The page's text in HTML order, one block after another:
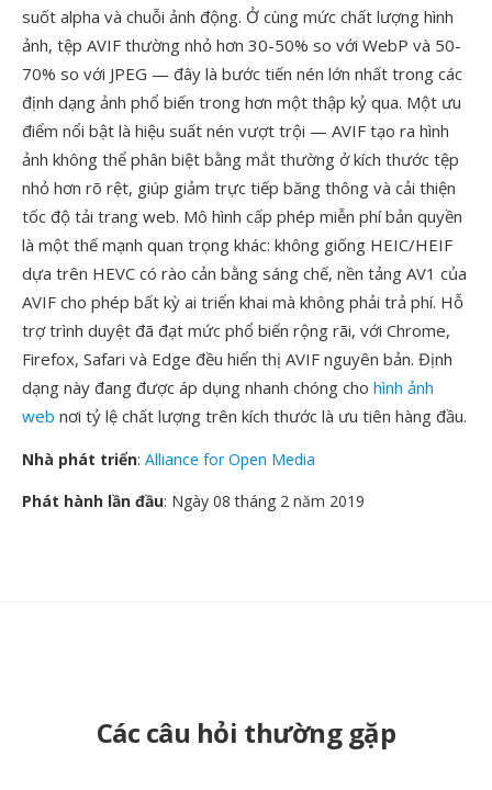
suốt alpha và chuỗi ảnh động. Ở cùng mức chất lượng hình
ảnh, tệp AVIF thường nhỏ hơn 30-50% so với WebP và 50-
70% so với JPEG — đây là bước tiến nén lớn nhất trong các
định dạng ảnh phổ biến trong hơn một thập kỷ qua. Một ưu
điểm nổi bật là hiệu suất nén vượt trội — AVIF tạo ra hình
ảnh không thể phân biệt bằng mắt thường ở kích thước tệp
nhỏ hơn rõ rệt, giúp giảm trực tiếp băng thông và cải thiện
tốc độ tải trang web. Mô hình cấp phép miễn phí bản quyền
là một thế mạnh quan trọng khác: không giống HEIC/HEIF
dựa trên HEVC có rào cản bằng sáng chế, nền tảng AV1 của
AVIF cho phép bất kỳ ai triển khai mà không phải trả phí. Hỗ
trợ trình duyệt đã đạt mức phổ biến rộng rãi, với Chrome,
Firefox, Safari và Edge đều hiển thị AVIF nguyên bản. Định
dạng này đang được áp dụng nhanh chóng cho hình ảnh
web nơi tỷ lệ chất lượng trên kích thước là ưu tiên hàng đầu.
Nhà phát triển: Alliance for Open Media
Phát hành lần đầu: Ngày 08 tháng 2 năm 2019
Các câu hỏi thường gặp